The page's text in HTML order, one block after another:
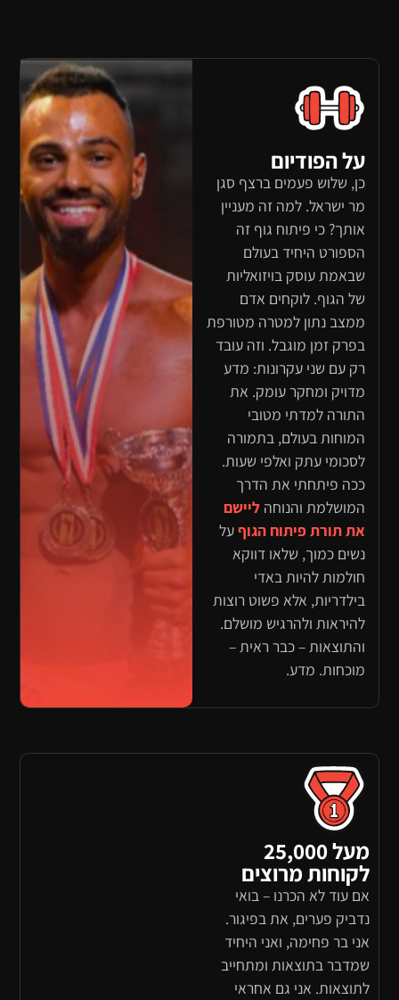
על הפודיום
כן, שלוש פעמים ברצף סגן
מר ישראל. למה זה מעניין
אותך? כי פיתוח גוף זה
הספורט היחיד בעולם
שבאמת עוסק בויזואליות
של הגוף. לוקחים אדם
ממצב נתון למטרה מטורפת
בפרק זמן מוגבל. וזה עובד
רק עם שני עקרונות: מדע
מדויק ומחקר עומק. את
התורה למדתי מטובי
המוחות בעולם, בתמורה
לסכומי עתק ואלפי שעות.
ככה פיתחתי את הדרך
המושלמת והנוחהליישם
את תורת פיתוח הגוףעל
נשים כמוך, שלאו דווקא
חולמות להיות באדי
בילדריות, אלא פשוט רוצות
להיראות ולהרגיש מושלם.
והתוצאות – כבר ראית –
מוכחות. מדע.
מעל 25,000
לקוחות מרוצים
אם עוד לא הכרנו – בואי
נדביק פערים, את בפיגור.
אני בר פחימה, ואני היחיד
שמדבר בתוצאות ומתחייב
לתוצאות. אני גם אחראי